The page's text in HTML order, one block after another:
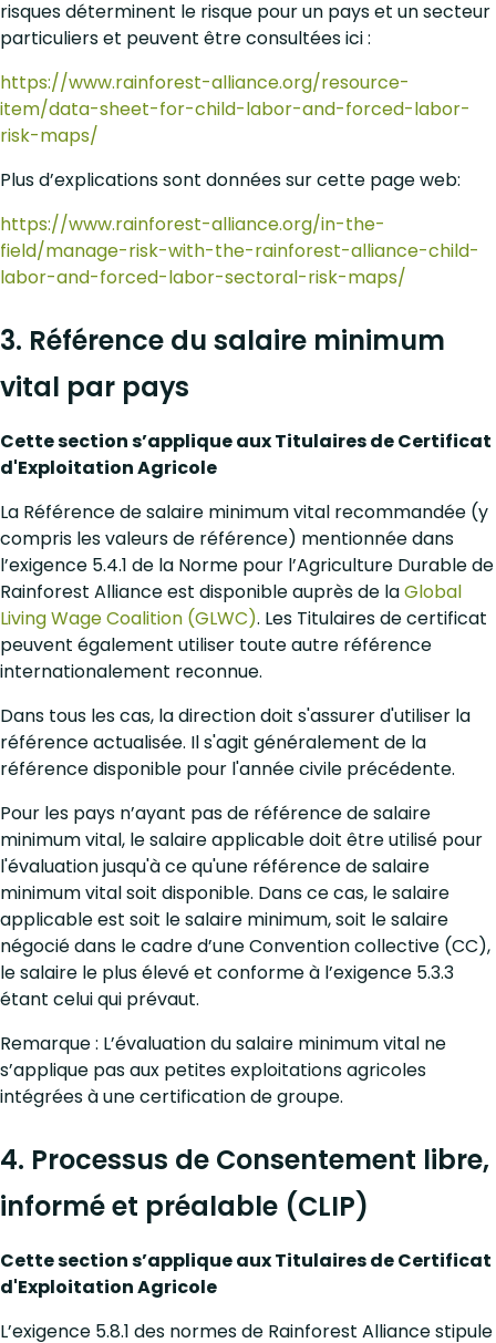
risques déterminent le risque pour un pays et un secteur
particuliers et peuvent être consultées ici :
https://www.rainforest-alliance.org/resource-
item/data-sheet-for-child-labor-and-forced-labor-
risk-maps/
Plus d’explications sont données sur cette page web:
https://www.rainforest-alliance.org/in-the-
field/manage-risk-with-the-rainforest-alliance-child-
labor-and-forced-labor-sectoral-risk-maps/
3. Référence du salaire minimum
vital par pays
Cette section s’applique aux Titulaires de Certificat
d'Exploitation Agricole
La Référence de salaire minimum vital recommandée (y
compris les valeurs de référence) mentionnée dans
l’exigence 5.4.1 de la Norme pour l’Agriculture Durable de
Rainforest Alliance est disponible auprès de laGlobal
Living Wage Coalition (GLWC). Les Titulaires de certificat
peuvent également utiliser toute autre référence
internationalement reconnue.
Dans tous les cas, la direction doit s'assurer d'utiliser la
référence actualisée. Il s'agit généralement de la
référence disponible pour l'année civile précédente.
Pour les pays n’ayant pas de référence de salaire
minimum vital, le salaire applicable doit être utilisé pour
l'évaluation jusqu'à ce qu'une référence de salaire
minimum vital soit disponible. Dans ce cas, le salaire
applicable est soit le salaire minimum, soit le salaire
négocié dans le cadre d’une Convention collective (CC),
le salaire le plus élevé et conforme à l’exigence 5.3.3
étant celui qui prévaut.
Remarque : L’évaluation du salaire minimum vital ne
s’applique pas aux petites exploitations agricoles
intégrées à une certification de groupe.
4. Processus de Consentement libre,
informé et préalable (CLIP)
Cette section s’applique aux Titulaires de Certificat
d'Exploitation Agricole
L’exigence 5.8.1 des normes de Rainforest Alliance stipule